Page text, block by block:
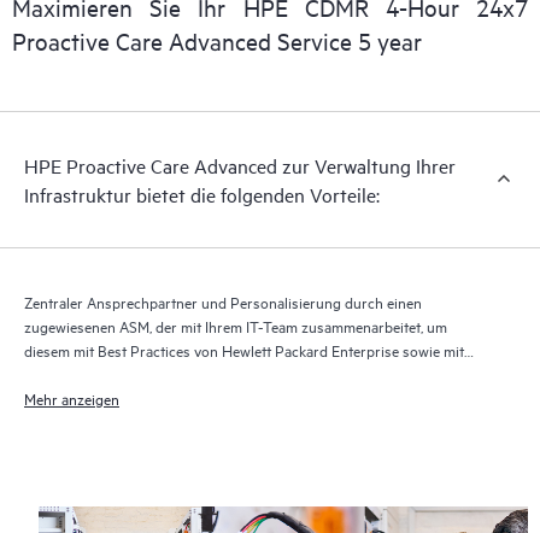
Bei HPE Proactive Care Advanced wird Technologie für
von Daten verwendet, um die Erbringung der Support- und
Version der Technologie für Remote-Support ist erforderlich,
damit dieser Supportservice vollständig erbracht werden kann.
Maximieren Sie Ihr HPE CDMR 4-Hour 24x7
Proactive Care Advanced Service 5 year
HPE Proactive Care Advanced zur Verwaltung Ihrer
Infrastruktur bietet die folgenden Vorteile:
Zentraler Ansprechpartner und Personalisierung durch einen
zugewiesenen ASM, der mit Ihrem IT-Team zusammenarbeitet, um
diesem mit Best Practices von Hewlett Packard Enterprise sowie mit
zur Seite zu stehen
Mehr anzeigen